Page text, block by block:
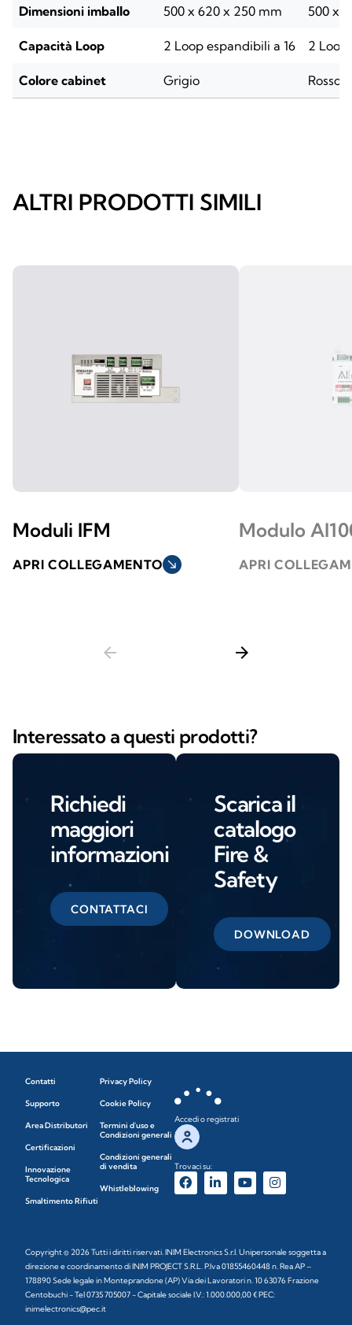
Dimensioni imballo 500 x 620 x 250 mm 500 x
Capacità Loop 2 Loop espandibili a 16 2 Loop
Colore cabinet Grigio Rosso
ALTRI PRODOTTI SIMILI
Moduli IFM
APRI COLLEGAMENTO south_east
Modulo
APRI
arrow_back arrow_forward
Interessato a questi prodotti?
Richiedi
maggiori
informazioni
CONTATTACI
Scarica il
catalogo
Fire &
Safety
DOWNLOAD
Contatti
Supporto
Area Distributori
Certificazioni
Innovazione
Tecnologica
Smaltimento Rifiuti
Privacy Policy
Cookie Policy
Termini d'uso e
Condizioni generali
Condizioni generali
di vendita
Whistleblowing
Accedi o registrati
Trovaci su:
Copyright © 2026 Tutti i diritti riservati. INIM Electronics S.r.l. Unipersonale soggetta a
direzione e coordinamento di INIM PROJECT S.R.L. P.Iva 01855460448 n. Rea AP –
178890 Sede legale in Monteprandone (AP) Via dei Lavoratori n. 10 63076 Frazione
Centobuchi - Tel 0735 705007 - Capitale sociale I.V.: 1.000.000,00 € PEC:
inimelectronics@pec.it